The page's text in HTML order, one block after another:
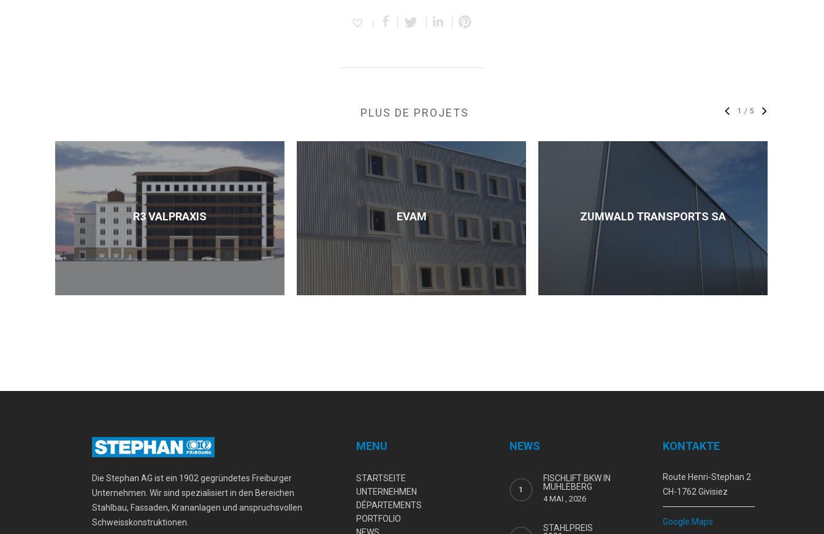
PLUS DE PROJETS 1 / 5
R3 VALPRAXIS EVAM ZUMWALD TRANSPORTS SA
Die Stephan AG ist ein 1902 gegründetes Freiburger
Unternehmen. Wir sind spezialisiert in den Bereichen
Stahlbau, Fassaden, Krananlagen und anspruchsvollen
Schweisskonstruktionen.
MENU
STARTSEITE
UNTERNEHMEN
DÉPARTEMENTS
PORTFOLIO
NEWS
FISCHLIFT BKW IN
MUHLEBERG
4 MAI , 2026
STAHLPREIS
KONTAKTE
Route Henri-Stephan 2
CH-1762 Givisiez
Google Maps